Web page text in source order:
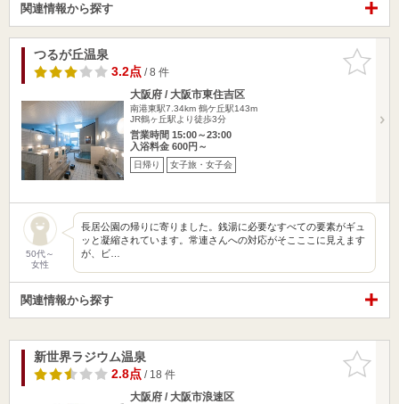
関連情報から探す
お気に入
りに追加
つるが丘温泉
3.2点/ 8 件
大阪府 / 大阪市東住吉区
南港東駅7.34km 鶴ケ丘駅143m
JR鶴ヶ丘駅より徒歩3分
営業時間 15:00～23:00
入浴料金 600円～
日帰り 女子旅・女子会
50代～
女性
長居公園の帰りに寄りました。銭湯に必要なすべての要素がギュ
ッと凝縮されています。常連さんへの対応がそこここに見えます
が、ビ…
関連情報から探す
お気に入
りに追加
新世界ラジウム温泉
2.8点/ 18 件
大阪府 / 大阪市浪速区